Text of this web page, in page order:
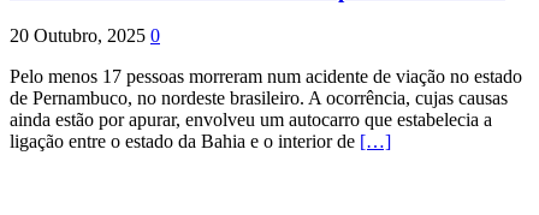
20 Outubro, 2025 0
Pelo menos 17 pessoas morreram num acidente de viação no estado
de Pernambuco, no nordeste brasileiro. A ocorrência, cujas causas
ainda estão por apurar, envolveu um autocarro que estabelecia a
ligação entre o estado da Bahia e o interior de […]